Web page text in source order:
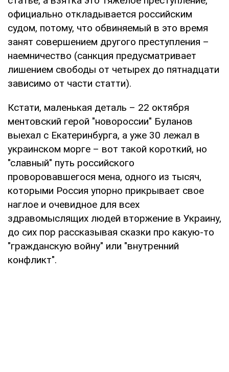
официально откладывается российским
судом, потому, что обвиняемый в это время
занят совершением другого преступления –
наемничество (санкция предусматривает
лишением свободы от четырех до пятнадцати
зависимо от части статти).
Кстати, маленькая деталь – 22 октября
ментовский герой "новороссии" Буланов
выехал с Екатеринбурга, а уже 30 лежал в
украинском морге – вот такой короткий, но
"славный" путь российского
проворовавшегося мена, одного из тысяч,
которыми Россия упорно прикрывает свое
наглое и очевидное для всех
здравомыслящих людей вторжение в Украину,
до сих пор рассказывая сказки про какую-то
"гражданскую войну" или "внутренний
конфликт".